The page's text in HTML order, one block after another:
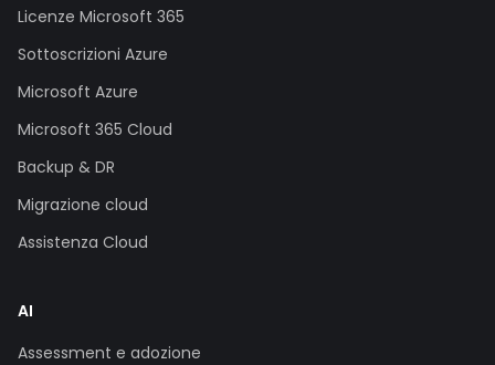
Licenze Microsoft 365
Sottoscrizioni Azure
Microsoft Azure
Microsoft 365 Cloud
Backup & DR
Migrazione cloud
Assistenza Cloud
AI
Assessment e adozione